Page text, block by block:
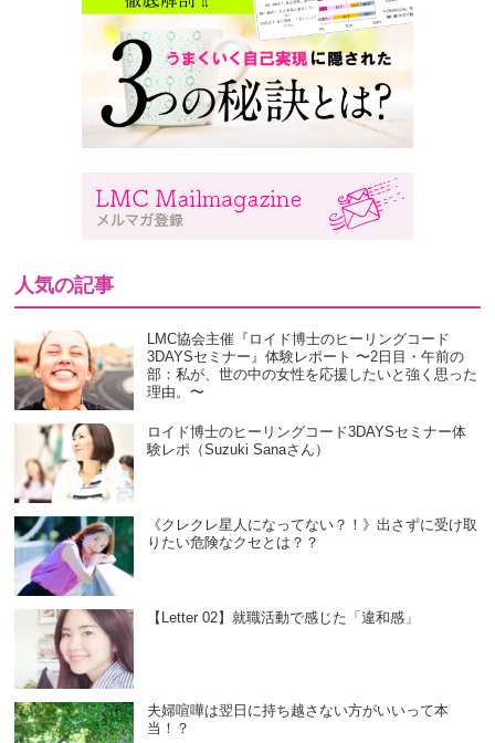
人気の記事
LMC協会主催『ロイド博士のヒーリングコード
3DAYSセミナー』体験レポート 〜2日目・午前の
部：私が、世の中の女性を応援したいと強く思った
理由。〜
ロイド博士のヒーリングコード3DAYSセミナー体
験レポ（Suzuki Sanaさん）
《クレクレ星人になってない？！》出さずに受け取
りたい危険なクセとは？？
【Letter 02】就職活動で感じた「違和感」
夫婦喧嘩は翌日に持ち越さない方がいいって本
当！？